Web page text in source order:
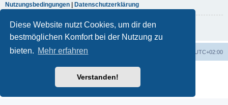
Diese Website nutzt Cookies, um dir den
bestmöglichen Komfort bei der Nutzung zu
bieten. Mehr erfahren
Verstanden!
Nutzungsbedingungen | Datenschutzerklärung
Registrieren
Portal Foren-Übersicht UTC+02:00
Powered by
® Forum Software © phpBB Limited
Deutsche Übersetzung durch
Datenschutz|Nutzungsbedingungen